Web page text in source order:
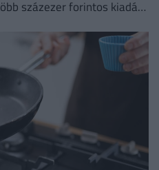
százezer forintos kiadás